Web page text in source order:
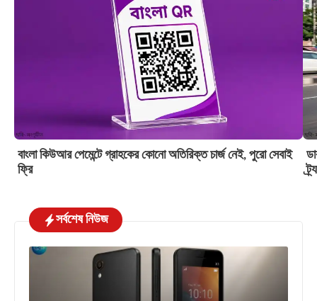
বাংলা কিউআর পেমেন্টে গ্রাহকের কোনো অতিরিক্ত চার্জ নেই, পুরো সেবাই
ফ্রি
সর্বশেষ নিউজ